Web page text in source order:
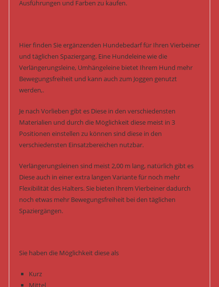
Ausführungen und Farben zu kaufen.
Hier finden Sie ergänzenden Hundebedarf für Ihren Vierbeiner
und täglichen Spaziergang. Eine Hundeleine wie die
Verlängerungsleine, Umhängeleine bietet Ihrem Hund mehr
Bewegungsfreiheit und kann auch zum Joggen genutzt
werden,.
Je nach Vorlieben gibt es Diese in den verschiedensten
Materialien und durch die Möglichkeit diese meist in 3
Positionen einstellen zu können sind diese in den
verschiedensten Einsatzbereichen nutzbar.
Verlängerungsleinen sind meist 2,00 m lang, natürlich gibt es
Diese auch in einer extra langen Variante für noch mehr
Flexibilität des Halters. Sie bieten Ihrem Vierbeiner dadurch
noch etwas mehr Bewegungsfreiheit bei den täglichen
Spaziergängen.
Sie haben die Möglichkeit diese als
Kurz
Mittel